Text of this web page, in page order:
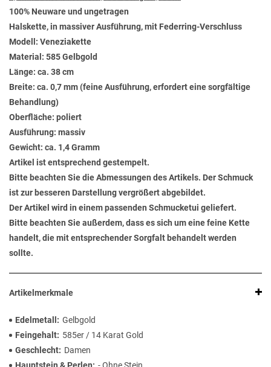
100% Neuware und ungetragen
Halskette, in massiver Ausführung, mit Federring-Verschluss
Modell: Veneziakette
Material: 585 Gelbgold
Länge: ca. 38 cm
Breite: ca. 0,7 mm (feine Ausführung, erfordert eine sorgfältige
Behandlung)
Oberfläche: poliert
Ausführung: massiv
Gewicht: ca. 1,4 Gramm
Artikel ist entsprechend gestempelt.
Bitte beachten Sie die Abmessungen des Artikels. Der Schmuck
ist zur besseren Darstellung vergrößert abgebildet.
Der Artikel wird in einem passenden Schmucketui geliefert.
Bitte beachten Sie außerdem, dass es sich um eine feine Kette
handelt, die mit entsprechender Sorgfalt behandelt werden
sollte.
Artikelmerkmale
Edelmetall
Gelbgold
Feingehalt
585er / 14 Karat Gold
Geschlecht
Damen